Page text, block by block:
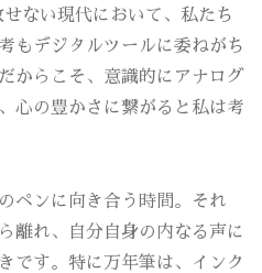
ない現代において、私たち
もデジタルツールに委ねがち
からこそ、意識的にアナログ
心の豊かさに繋がると私は考
ペンに向き合う時間。それ
離れ、自分自身の内なる声に
です。特に万年筆は、インク